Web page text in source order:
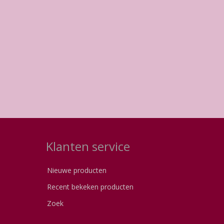
Klanten service
Nieuwe producten
Recent bekeken producten
Zoek